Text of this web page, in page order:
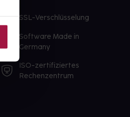
SSL-Verschlüsselung
Software Made in
Germany
ISO-zertifiziertes
Rechenzentrum